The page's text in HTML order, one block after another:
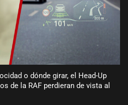
o dónde girar, el Head-Up
de la RAF perdieran de vista al